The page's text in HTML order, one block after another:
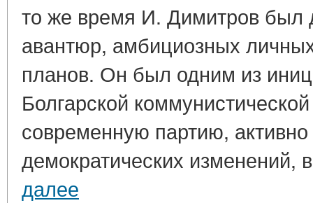
то же время И. Димитров был
авантюр, амбициозных
планов. Он был одним из
Болгарской
современную партию,
демократических изменений,
далее